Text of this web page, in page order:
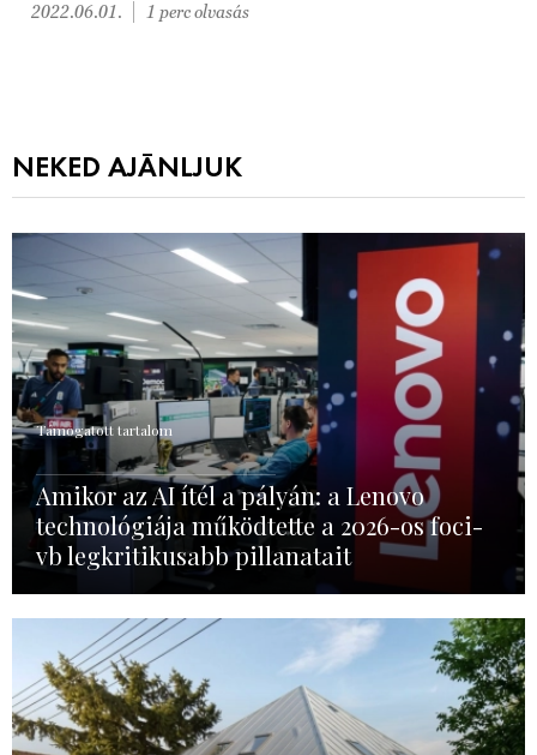
2022.06.01. 1 perc olvasás
NEKED AJÁNLJUK
Támogatott tartalom
Amikor az AI ítél a pályán: a Lenovo
technológiája működtette a 2026-os foci-
vb legkritikusabb pillanatait